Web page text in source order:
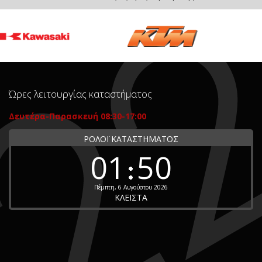
Ώρες λειτουργίας καταστήματος
Δευτέρα-Παρασκευή 08:30-17:00
ΡΟΛΟΪ ΚΑΤΑΣΤΗΜΑΤΟΣ
01 50
Πέμπτη, 6 Αυγούστου 2026
ΚΛΕΙΣΤΑ